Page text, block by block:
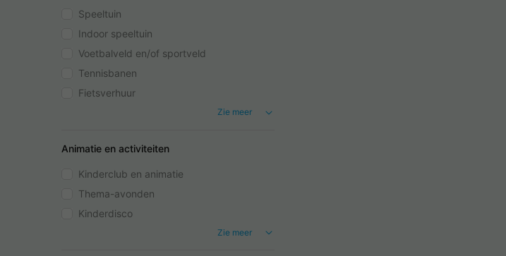
Speeltuin
Indoor speeltuin
Voetbalveld en/of sportveld
Tennisbanen
Fietsverhuur
Zie meer
Animatie en activiteiten
Kinderclub en animatie
Thema-avonden
Kinderdisco
Zie meer